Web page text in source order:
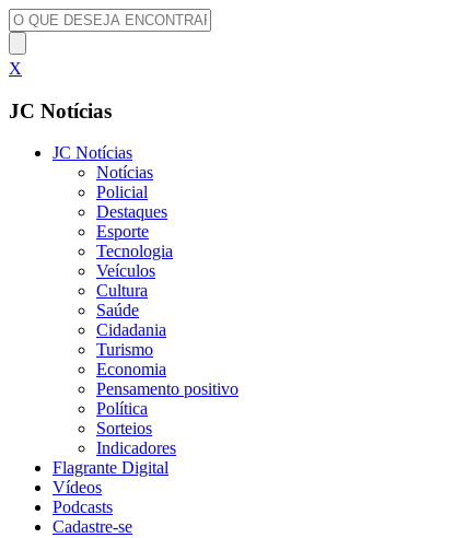
X
JC Notícias
JC Notícias
Notícias
Policial
Destaques
Esporte
Tecnologia
Veículos
Cultura
Saúde
Cidadania
Turismo
Economia
Pensamento positivo
Política
Sorteios
Indicadores
Flagrante Digital
Vídeos
Podcasts
Cadastre-se